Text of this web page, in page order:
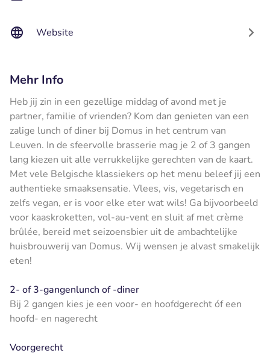
Website
Mehr Info
Heb jij zin in een gezellige middag of avond met je
partner, familie of vrienden? Kom dan genieten van een
zalige lunch of diner bij Domus in het centrum van
Leuven. In de sfeervolle brasserie mag je 2 of 3 gangen
lang kiezen uit alle verrukkelijke gerechten van de kaart.
Met vele Belgische klassiekers op het menu beleef jij een
authentieke smaaksensatie. Vlees, vis, vegetarisch en
zelfs vegan, er is voor elke eter wat wils! Ga bijvoorbeeld
voor kaaskroketten, vol-au-vent en sluit af met crème
brûlée, bereid met seizoensbier uit de ambachtelijke
huisbrouwerij van Domus. Wij wensen je alvast smakelijk
eten!
2- of 3-gangenlunch of -diner
Bij 2 gangen kies je een voor- en hoofdgerecht óf een
hoofd- en nagerecht
Voorgerecht